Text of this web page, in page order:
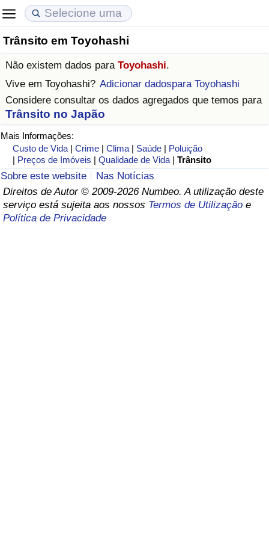
Trânsito em Toyohashi
Não existem dados para Toyohashi.
Vive em Toyohashi? Adicionar dadospara Toyohashi
Considere consultar os dados agregados que temos para
Trânsito no Japão
Mais Informações:
Custo de Vida |Crime |Clima | Saúde | Poluição
| Preços de Imóveis |Qualidade de Vida |Trânsito
Sobre este website
Nas Notícias
Direitos de Autor © 2009-2026 Numbeo. A utilização deste
serviço está sujeita aos nossos Termos de Utilização e
Política de Privacidade
Custo de Vida
Indicador de Custo de Vida
Indicador de Custo de Vida Por País
em Aqaba
Preços de Imóveis
Indicador de Preços de Imóveis
Indicador de Preços de Imóveis por País
Qualidade de Vida
Indicador de Qualidade de Vida (Atual)
Índice de qualidade de vida por país
Crime
Taxa do Indicador de Crime (Atual)